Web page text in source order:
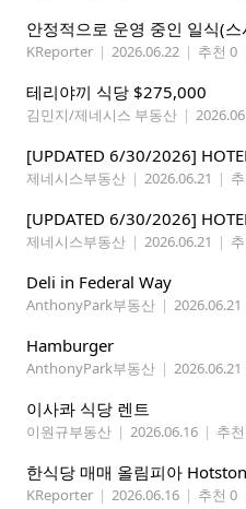
KReporter | 2026.06.22 | 추천 0
테리야끼 식당 $275,000
김민지/제네시스 부동산 |
제네시스부동산 | 2026.06.21 |
제네시스부동산 | 2026.06.21 |
Deli in Federal Way
AnthonyPark부동산 | 2026.06.21
Hamburger
AnthonyPark부동산 | 2026.06.21
이사콰 식당 렌트
이원규부동산 | 2026.06.16 | 추
한식당 매매 올림피아
KReporter | 2026.06.16 | 추천 0